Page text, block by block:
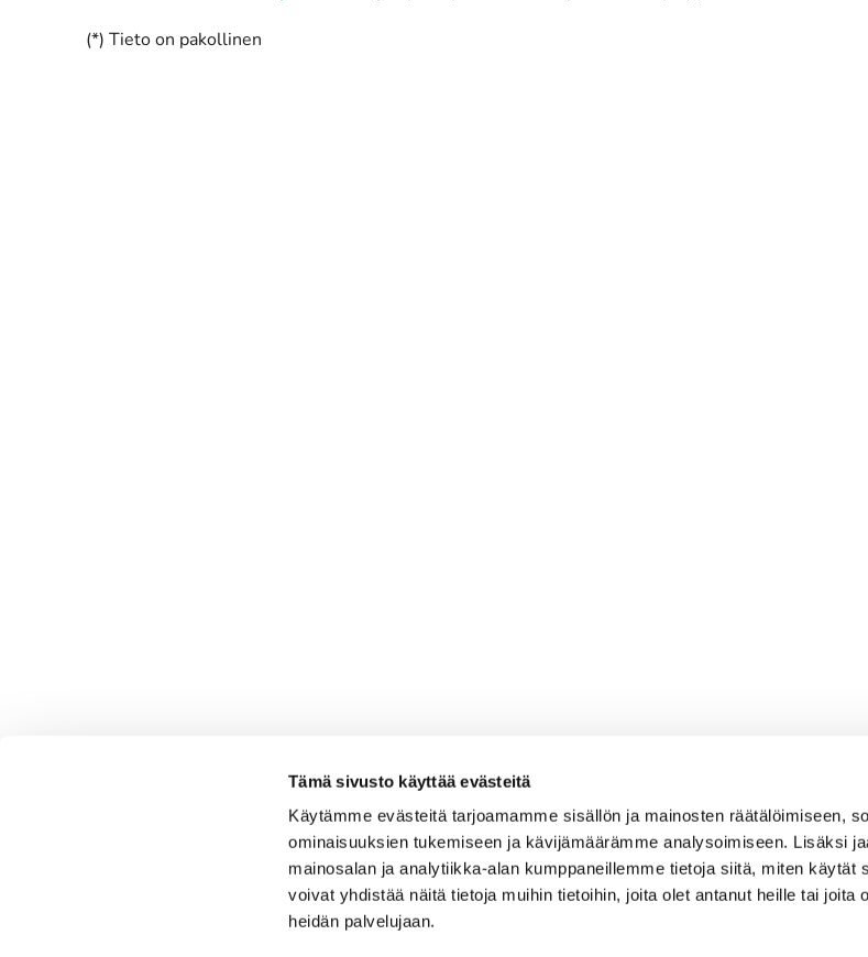
Tämä sivusto käyttää evästeitä
Käytämme evästeitä tarjoamamme sisällön ja mainosten räätälöimiseen,
ominaisuuksien tukemiseen ja kävijämäärämme analysoimiseen. Lisäksi
mainosalan ja analytiikka-alan kumppaneillemme tietoja siitä, miten käytät
voivat yhdistää näitä tietoja muihin tietoihin, joita olet antanut heille tai joita
heidän palvelujaan.
(*) Tieto on pakollinen